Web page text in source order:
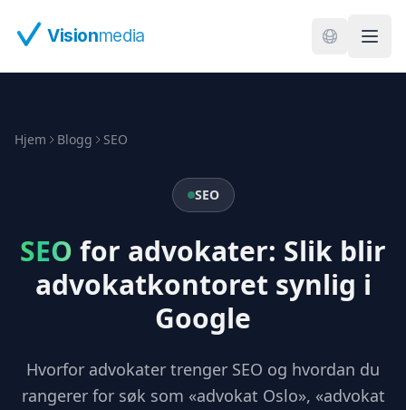
Visionmedia
Hjem Blogg SEO
SEO
SEO for advokater: Slik blir
advokatkontoret synlig i
Google
Hvorfor advokater trenger SEO og hvordan du
rangerer for søk som «advokat Oslo», «advokat